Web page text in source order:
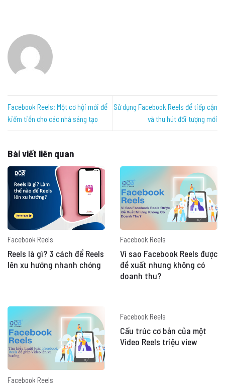
Facebook Reels: Một cơ hội mới để
kiếm tiền cho các nhà sáng tạo
Sử dụng Facebook Reels để tiếp cận
và thu hút đối tượng mới
Bài viết liên quan
Facebook Reels
Reels là gì? 3 cách để Reels
lên xu hướng nhanh chóng
Facebook Reels
Vì sao Facebook Reels được
đề xuất nhưng không có
doanh thu?
Facebook Reels
Facebook Reels
Cấu trúc cơ bản của một
Video Reels triệu view